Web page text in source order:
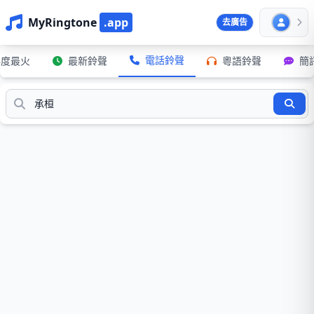
MyRingtone .app 去廣告
最火 最新鈴聲 電話鈴聲 粵語鈴聲 簡